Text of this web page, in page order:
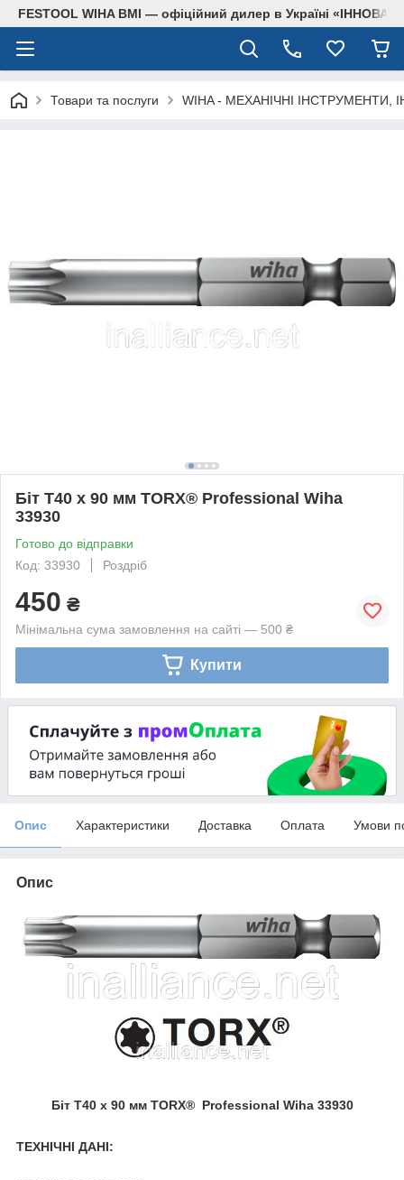
FESTOOL WIHA BMI — офіційний дилер в Україні
Товари та послуги WIHA - МЕХАНІЧНІ ІНСТРУМЕНТИ,
Біт Т40 х 90 мм TORX® Professional Wiha
33930
Готово до відправки
Код: 33930
Роздріб
450 ₴
Мінімальна сума замовлення на сайті — 500 ₴
Купити
Опис Характеристики Доставка Оплата Умови
Опис
Біт Т40 х 90 мм TORX® Professional Wiha 33930
ТЕХНІЧНІ ДАНІ: